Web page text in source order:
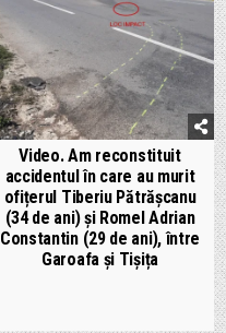
Video. Am reconstituit
accidentul în care au murit
ofițerul Tiberiu Pătrășcanu
(34 de ani) și Romel Adrian
Constantin (29 de ani), între
Garoafa și Tișița